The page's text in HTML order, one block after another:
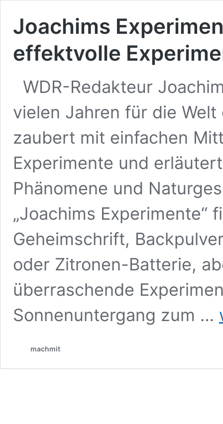
Joachims
effektvolle
WDR-Redakteur
vielen Jahren für die
zaubert mit einfachen
Experimente und
Phänomene und
„Joachims Experimente“
Geheimschrift,
oder Zitronen-Batterie,
überraschende
Sonnenuntergang zum …
machmit